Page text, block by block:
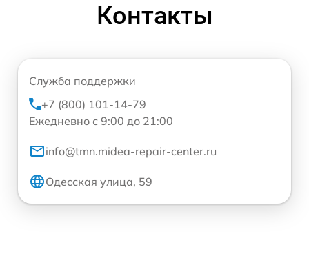
Контакты
Служба поддержки
+7 (800) 101-14-79
Ежедневно с 9:00 до 21:00
info@tmn.midea-repair-center.ru
Одесская улица, 59